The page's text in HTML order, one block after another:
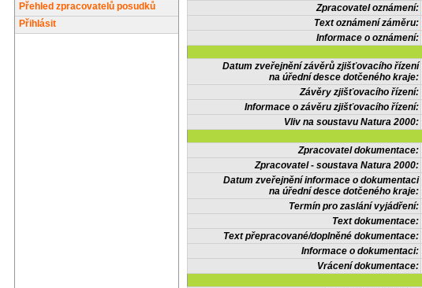
Přehled zpracovatelů posudků
Přihlásit
Zpracovatel oznámení:
Text oznámení záměru:
Informace o oznámení:
Datum zveřejnění závěrů zjišťovacího řízení
na úřední desce dotčeného kraje:
Závěry zjišťovacího řízení:
Informace o závěru zjišťovacího řízení:
Vliv na soustavu Natura 2000:
Zpracovatel dokumentace:
Zpracovatel - soustava Natura 2000:
Datum zveřejnění informace o dokumentaci
na úřední desce dotčeného kraje:
Termín pro zaslání vyjádření:
Text dokumentace:
Text přepracované/doplněné dokumentace:
Informace o dokumentaci:
Vrácení dokumentace: